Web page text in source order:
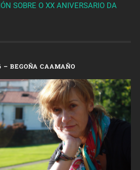
SOBRE O XX ANIVERSARIO DA
– BEGOÑA CAAMAÑO